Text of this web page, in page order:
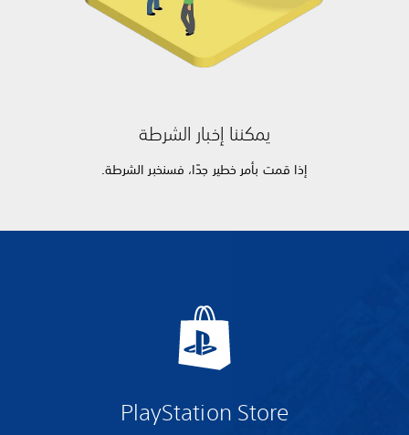
يمكننا إخبار الشرطة
إذا قمت بأمر خطير جدًا، فسنخبر الشرطة.
PlayStation Store